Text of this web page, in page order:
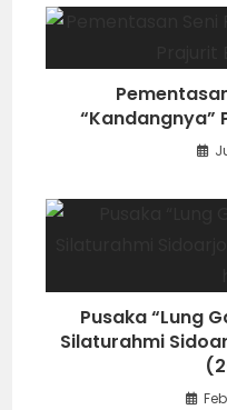
“Kandangnya”
Pusaka “Lung
Silaturahmi